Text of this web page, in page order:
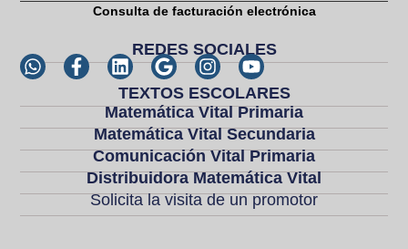
Consulta de facturación electrónica
REDES SOCIALES
TEXTOS ESCOLARES
Matemática Vital Primaria
Matemática Vital Secundaria
Comunicación Vital Primaria
Distribuidora Matemática Vital
Solicita la visita de un promotor